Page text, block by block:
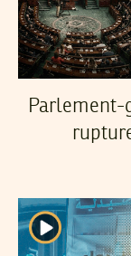
Parlement-